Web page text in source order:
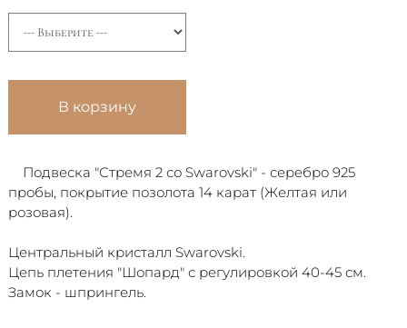
В корзину
Подвеска "Стремя 2 со Swarovski" - серебро 925
пробы, покрытие позолота 14 карат (Желтая или
розовая).
Центральный кристалл Swarovski.
Цепь плетения "Шопард" с регулировкой 40-45 см.
Замок - шпрингель.